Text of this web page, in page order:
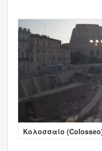
Κολοσσαίο